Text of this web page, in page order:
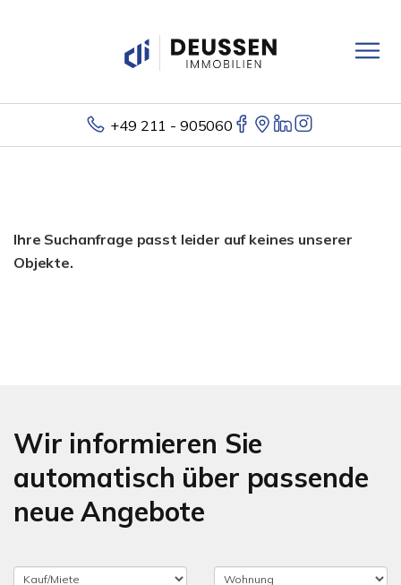
+49 211 - 905060
Ihre Suchanfrage passt leider auf keines unserer
Objekte.
Wir informieren Sie
automatisch über passende
neue Angebote